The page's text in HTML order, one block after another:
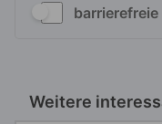
Weitere